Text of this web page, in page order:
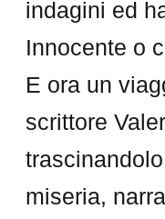
indagini ed
Innocente o
E ora un
scrittore
miseria,